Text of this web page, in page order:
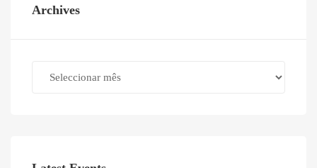
Archives